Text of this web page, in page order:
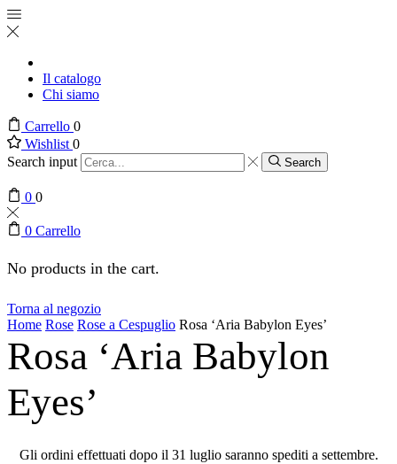
Il catalogo
Chi siamo
Carrello 0
Wishlist 0
Search input
Search
0 0
0 Carrello
No products in the cart.
Torna al negozio
Home Rose Rose a Cespuglio Rosa ‘Aria Babylon Eyes’
Rosa ‘Aria Babylon
Eyes’
Gli ordini effettuati dopo il 31 luglio saranno spediti a settembre.